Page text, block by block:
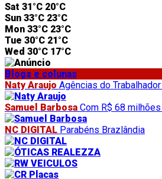
Sat 31°C 20°C
Sun 33°C 23°C
Mon 33°C 23°C
Tue 30°C 21°C
Wed 30°C 17°C
Blogs e colunas
Naty Araujo Agências do
Samuel Barbosa Com R$ 68
NC DIGITAL Parabéns Brazlândia